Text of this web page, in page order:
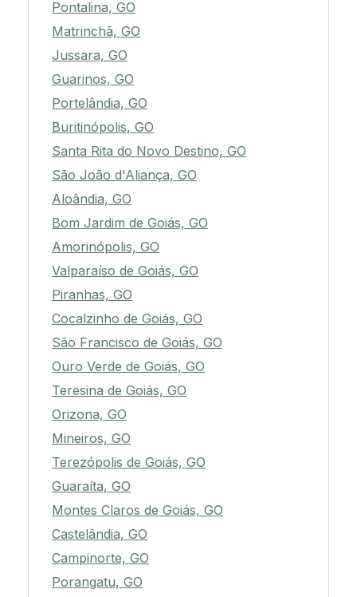
Pontalina, GO
Matrinchã, GO
Jussara, GO
Guarinos, GO
Portelândia, GO
Buritinópolis, GO
Santa Rita do Novo Destino, GO
São João d'Aliança, GO
Aloândia, GO
Bom Jardim de Goiás, GO
Amorinópolis, GO
Valparaíso de Goiás, GO
Piranhas, GO
Cocalzinho de Goiás, GO
São Francisco de Goiás, GO
Ouro Verde de Goiás, GO
Teresina de Goiás, GO
Orizona, GO
Mineiros, GO
Terezópolis de Goiás, GO
Guaraíta, GO
Montes Claros de Goiás, GO
Castelândia, GO
Campinorte, GO
Porangatu, GO